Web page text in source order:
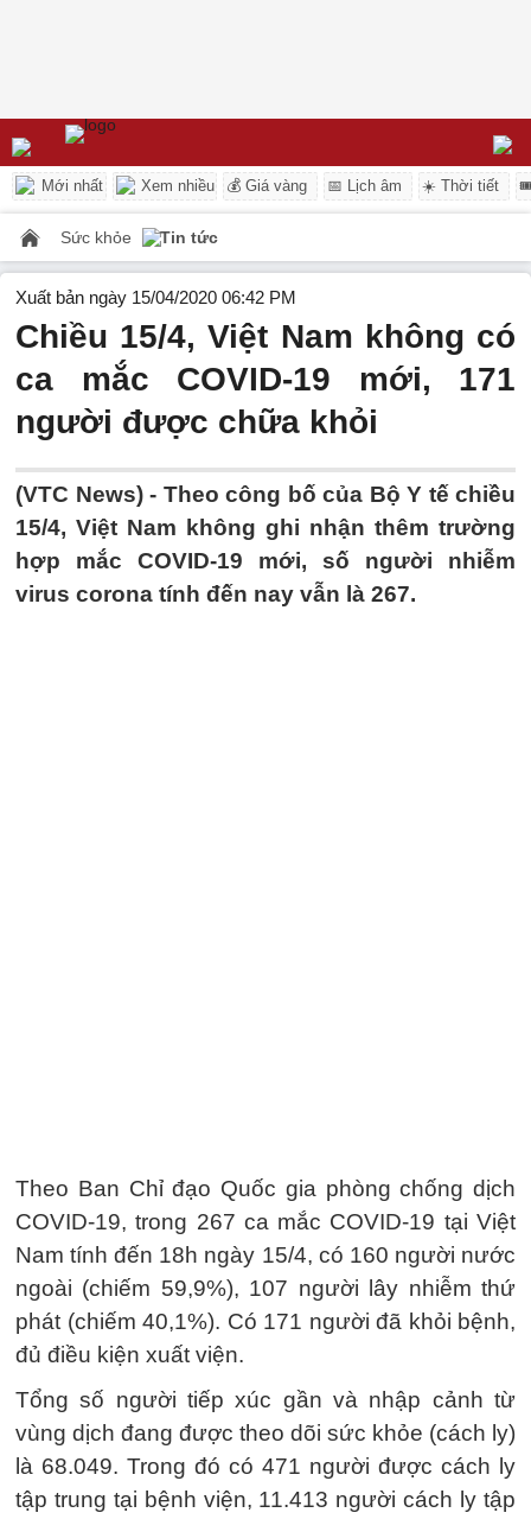
Mới nhất Xem nhiều 💰 Giá vàng 📅 Lịch âm ☀️ Thời tiết
Sức khỏe Tin tức
Xuất bản ngày 15/04/2020 06:42 PM
Chiều 15/4, Việt Nam không có
ca mắc COVID-19 mới, 171
người được chữa khỏi
(VTC News) - Theo công bố của Bộ Y tế chiều
15/4, Việt Nam không ghi nhận thêm trường
hợp mắc COVID-19 mới, số người nhiễm
virus corona tính đến nay vẫn là 267.
Theo Ban Chỉ đạo Quốc gia phòng chống dịch
COVID-19, trong 267 ca mắc COVID-19 tại Việt
Nam tính đến 18h ngày 15/4, có 160 người nước
ngoài (chiếm 59,9%), 107 người lây nhiễm thứ
phát (chiếm 40,1%). Có 171 người đã khỏi bệnh,
đủ điều kiện xuất viện.
Tổng số người tiếp xúc gần và nhập cảnh từ
vùng dịch đang được theo dõi sức khỏe (cách ly)
là 68.049. Trong đó có 471 người được cách ly
tập trung tại bệnh viện, 11.413 người cách ly tập